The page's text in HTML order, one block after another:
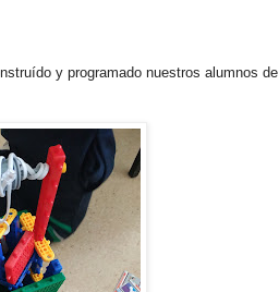
y programado nuestros alumnos de